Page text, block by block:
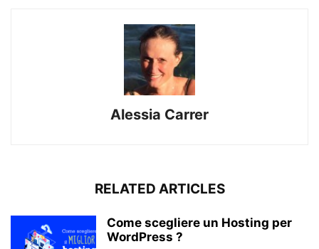
Alessia Carrer
RELATED ARTICLES
Come scegliere un Hosting per
WordPress ?